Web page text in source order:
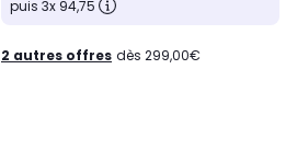
puis 3x 94,75
2 autres offres dès 299,00€